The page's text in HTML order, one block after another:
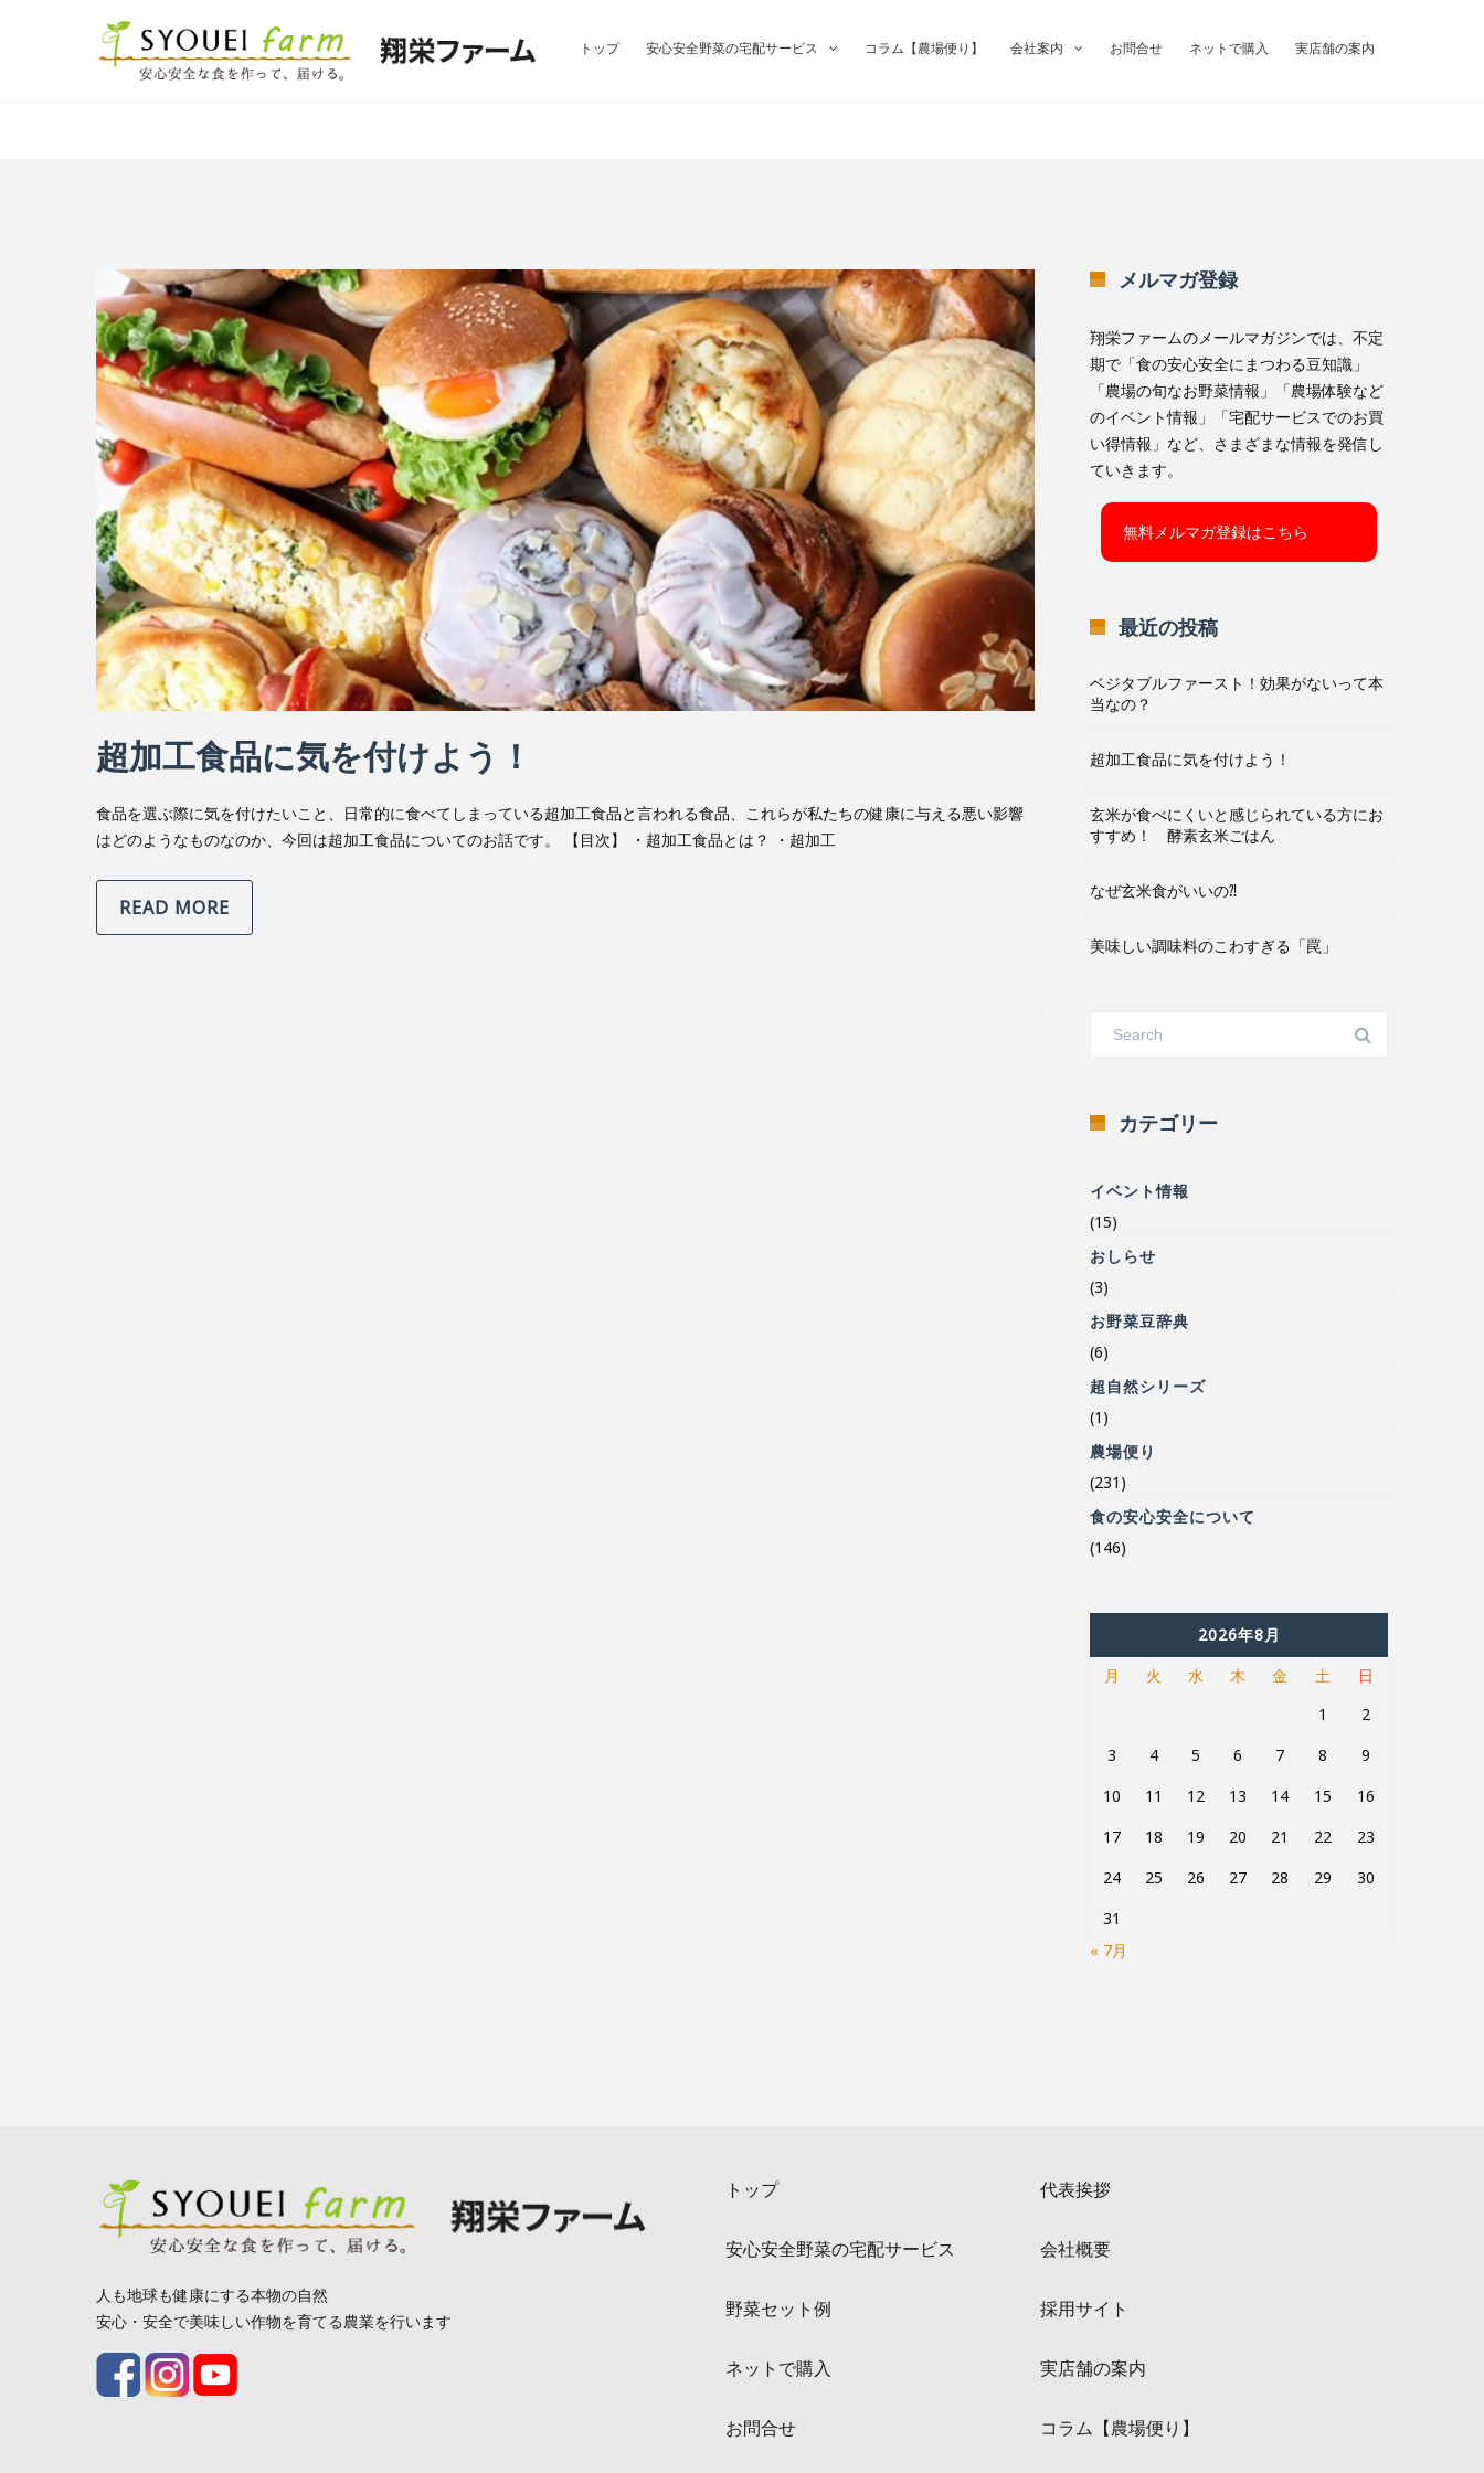
トップ 安心安全野菜の宅配サービス コラム【農場便り】 会社案内 お問合せ ネットで購入 実店舗の案内
超加工食品に気を付けよう！
食品を選ぶ際に気を付けたいこと、日常的に食べてしまっている超加工食品と言われる食品、これらが私たちの健康に与える悪い影響
はどのようなものなのか、今回は超加工食品についてのお話です。 【目次】 ・超加工食品とは？ ・超加工
READ MORE
メルマガ登録
翔栄ファームのメールマガジンでは、不定
期で「食の安心安全にまつわる豆知識」
「農場の旬なお野菜情報」「農場体験など
のイベント情報」「宅配サービスでのお買
い得情報」など、さまざまな情報を発信し
ていきます。
無料メルマガ登録はこちら
最近の投稿
ベジタブルファースト！効果がないって本
当なの？
超加工食品に気を付けよう！
玄米が食べにくいと感じられている方にお
すすめ！ 酵素玄米ごはん
なぜ玄米食がいいの⁈
美味しい調味料のこわすぎる「罠」
カテゴリー
イベント情報
(15)
おしらせ
(3)
お野菜豆辞典
(6)
超自然シリーズ
(1)
農場便り
(231)
食の安心安全について
(146)
2026年8月
月
火 水 木 金 土
日
1
2
3
4 5 6 7 8
9
10
11 12 13 14 15
16
17
18 19 20 21 22
23
24
25 26 27 28 29
30
31
« 7月
人も地球も健康にする本物の自然
安心・安全で美味しい作物を育てる農業を行います
トップ 代表挨拶
安心安全野菜の宅配サービス 会社概要
野菜セット例 採用サイト
ネットで購入 実店舗の案内
お問合せ コラム【農場便り】